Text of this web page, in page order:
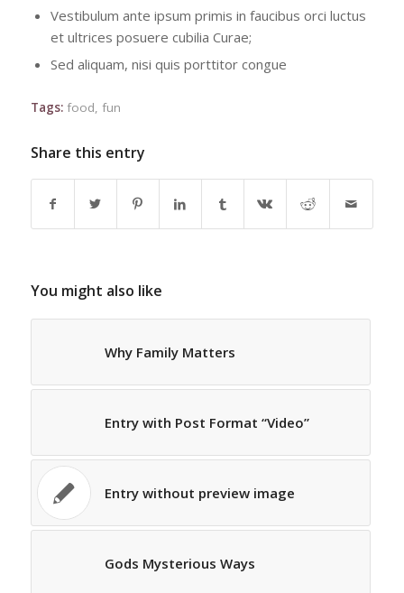
Vestibulum ante ipsum primis in faucibus orci luctus
et ultrices posuere cubilia Curae;
Sed aliquam, nisi quis porttitor congue
Tags: food, fun
Share this entry
You might also like
Why Family Matters
Entry with Post Format “Video”
Entry without preview image
Gods Mysterious Ways